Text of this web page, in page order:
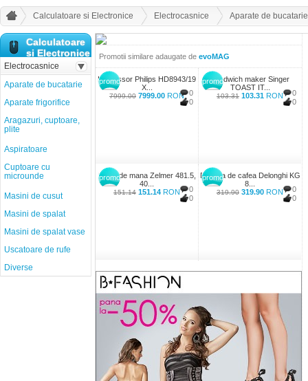
Calculatoare si Electronice Electrocasnice Aparate de bucatarie
Promotii similare adaugate de evoMAG
promo
0
0
Espressor Philips HD8943/19
X...
7999.00 7999.00 RON
promo
0
0
Sandwich maker Singer
TOAST IT...
103.31 103.31 RON
promo
0
0
Mixer de mana Zelmer 481.5,
40...
151.14 151.14 RON
promo
0
0
Rasnita de cafea Delonghi KG
8...
319.90 319.90 RON
Calculatoare
si Electronice
Electrocasnice
Aparate de bucatarie
Aparate frigorifice
Aragazuri, cuptoare,
plite
Aspiratoare
Cuptoare cu
microunde
Masini de cusut
Masini de spalat
Masini de spalat vase
Uscatoare de rufe
Diverse